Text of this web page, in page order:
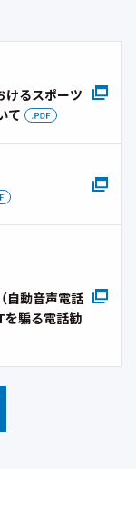
けるスポーツ
て
自動音声電話
を騙る電話勧